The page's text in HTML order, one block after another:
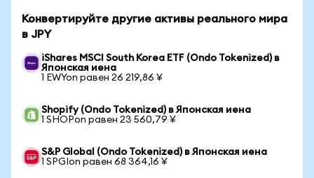
Конвертируйте другие активы реального мира
в JPY
iShares MSCI South Korea ETF (Ondo Tokenized) в
Японская иена
1 EWYon равен 26 219,86 ¥
Shopify (Ondo Tokenized) в Японская иена
1 SHOPon равен 23 560,79 ¥
S&P Global (Ondo Tokenized) в Японская иена
1 SPGIon равен 68 364,16 ¥